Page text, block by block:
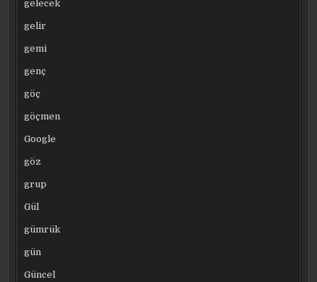
gelecek
gelir
gemi
genç
göç
göçmen
Google
göz
grup
Gül
gümrük
gün
Güncel